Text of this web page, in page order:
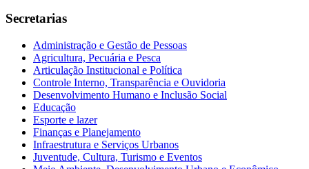
Secretarias
Administração e Gestão de Pessoas
Agricultura, Pecuária e Pesca
Articulação Institucional e Política
Controle Interno, Transparência e Ouvidoria
Desenvolvimento Humano e Inclusão Social
Educação
Esporte e lazer
Finanças e Planejamento
Infraestrutura e Serviços Urbanos
Juventude, Cultura, Turismo e Eventos